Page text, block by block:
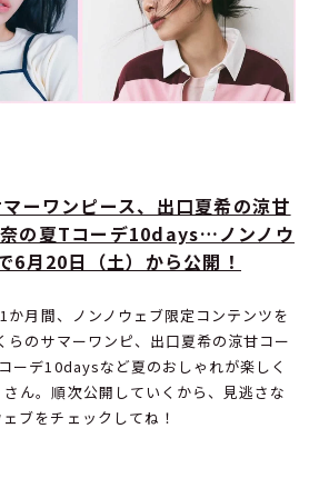
ーワンピース、出口夏希の涼甘
の夏Tコーデ10days…ノンノウ
6月20日（土）から公開！
か月間、ノンノウェブ限定コンテンツを
らのサマーワンピ、出口夏希の涼甘コー
ーデ10daysなど夏のおしゃれが楽しく
ん。順次公開していくから、見逃さな
ブをチェックしてね！